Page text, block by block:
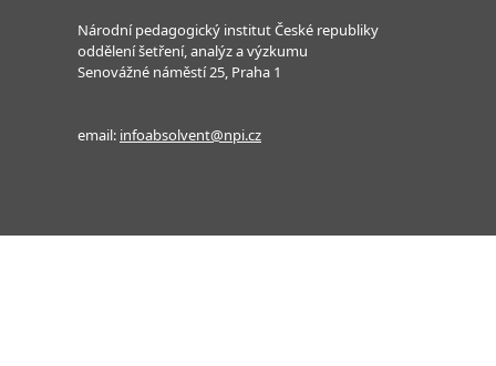
Národní pedagogický institut České republiky
oddělení šetření, analýz a výzkumu
Senovážné náměstí 25, Praha 1
email: infoabsolvent@npi.cz